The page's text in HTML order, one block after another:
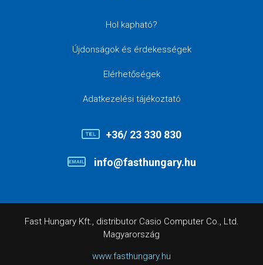
Hol kapható?
Újdonságok és érdekességek
Elérhetőségek
Adatkezelési tájékoztató
+36/ 23 330 830
info@fasthungary.hu
Fast Hungary Kft., distributor Casio Computer Co., Ltd.
Magyarország
www.fasthungary.hu